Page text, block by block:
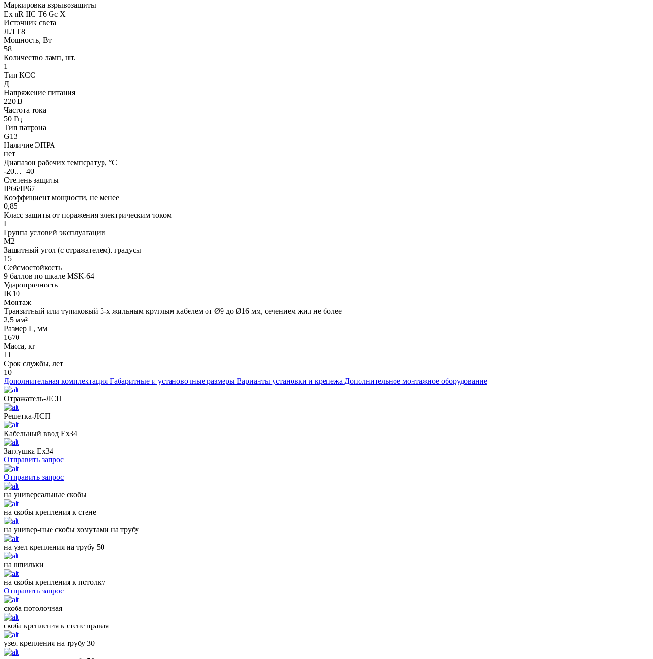
Маркировка взрывозащиты
Ех nR IIC T6 Gc X
Источник света
ЛЛ Т8
Мощность, Вт
58
Количество ламп, шт.
1
Тип КСС
Д
Напряжение питания
220 В
Частота тока
50 Гц
Тип патрона
G13
Наличие ЭПРА
нет
Диапазон рабочих температур, °С
-20…+40
Степень защиты
IP66/IP67
Коэффициент мощности, не менее
0,85
Класс защиты от поражения электрическим током
I
Группа условий эксплуатации
М2
Защитный угол (с отражателем), градусы
15
Сейсмостойкость
9 баллов по шкале МSK-64
Ударопрочность
IK10
Монтаж
Транзитный или тупиковый 3-х жильным круглым кабелем от Ø9 до Ø16 мм, сечением жил не более
2,5 мм²
Размер L, мм
1670
Масса, кг
11
Срок службы, лет
10
Дополнительная комплектация Габаритные и установочные размеры Варианты установки и крепежа Дополнительное монтажное оборудование
Отражатель-ЛСП
Решетка-ЛСП
Кабельный ввод Ех34
Заглушка Ех34
Отправить запрос
Отправить запрос
на универсальные скобы
на скобы крепления к стене
на универ-ные скобы хомутами на трубу
на узел крепления на трубу 50
на шпильки
на скобы крепления к потолку
Отправить запрос
скоба потолочная
скоба крепления к стене правая
узел крепления на трубу 30